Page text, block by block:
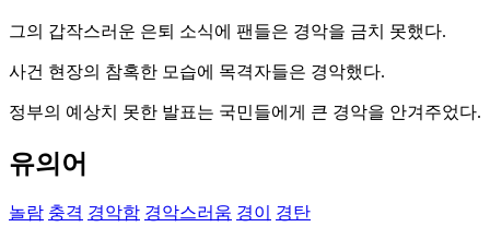
그의 갑작스러운 은퇴 소식에 팬들은 경악을 금치 못했다.
사건 현장의 참혹한 모습에 목격자들은 경악했다.
정부의 예상치 못한 발표는 국민들에게 큰 경악을 안겨주었다.
유의어
놀람 충격 경악함 경악스러움 경이 경탄